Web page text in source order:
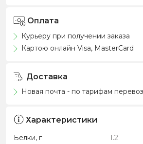
Оплата
Курьеру при получении заказа
Картою онлайн Visa, MasterCard
Доставка
Новая почта - по тарифам
Характеристики
Белки, г
1.2